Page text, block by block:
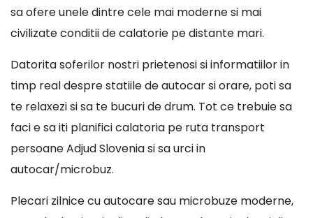
sa ofere unele dintre cele mai moderne si mai
civilizate conditii de calatorie pe distante mari.
Datorita soferilor nostri prietenosi si informatiilor in
timp real despre statiile de autocar si orare, poti sa
te relaxezi si sa te bucuri de drum. Tot ce trebuie sa
faci e sa iti planifici calatoria pe ruta transport
persoane Adjud Slovenia si sa urci in
autocar/microbuz.
Plecari zilnice cu autocare sau microbuze moderne,